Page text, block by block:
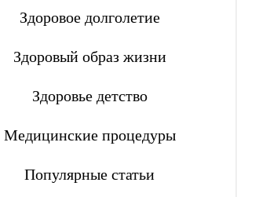
Здоровое долголетие
Здоровый образ жизни
Здоровье детство
Медицинские процедуры
Популярные статьи